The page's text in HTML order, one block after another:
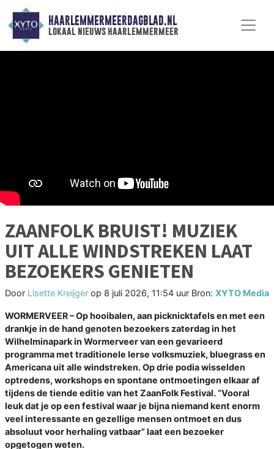
HAARLEMMERMEERDAGBLAD.NL
lokaal nieuws haarlemmermeer
ZAANFOLK BRUIST! MUZIEK
UIT ALLE WINDSTREKEN LAAT
BEZOEKERS GENIETEN
Door Lisette Kreijger op 8 juli 2026, 11:54 uur Bron: XYTO Media
WORMERVEER – Op hooibalen, aan picknicktafels en met een
drankje in de hand genoten bezoekers zaterdag in het
Wilhelminapark in Wormerveer van een gevarieerd
programma met traditionele Ierse volksmuziek, bluegrass en
Americana uit alle windstreken. Op drie podia wisselden
optredens, workshops en spontane ontmoetingen elkaar af
tijdens de tiende editie van het ZaanFolk Festival. “Vooral
leuk dat je op een festival waar je bijna niemand kent enorm
veel interessante en gezellige mensen ontmoet en dus
absoluut voor herhaling vatbaar” laat een bezoeker
opgetogen weten.